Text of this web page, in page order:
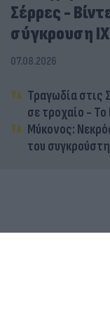
Σέρρες -
σύγκρουση
07.08.2026
Τραγωδία στις
σε τροχαίο -
Μύκονος:
του